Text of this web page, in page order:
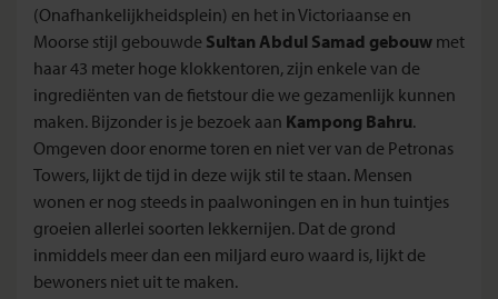
(Onafhankelijkheidsplein) en het in Victoriaanse en
Moorse stijl gebouwde Sultan Abdul Samad gebouw met
haar 43 meter hoge klokkentoren, zijn enkele van de
ingrediënten van de fietstour die we gezamenlijk kunnen
maken. Bijzonder is je bezoek aan Kampong Bahru.
Omgeven door enorme toren en niet ver van de Petronas
Towers, lijkt de tijd in deze wijk stil te staan. Mensen
wonen er nog steeds in paalwoningen en in hun tuintjes
groeien allerlei soorten lekkernijen. Dat de grond
inmiddels meer dan een miljard euro waard is, lijkt de
bewoners niet uit te maken.